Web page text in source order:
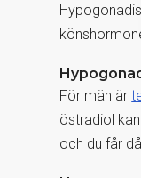
För män är
östradiol
och du får